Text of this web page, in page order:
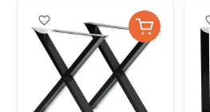
favorite_border